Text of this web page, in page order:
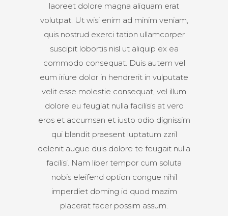
laoreet dolore magna aliquam erat
volutpat. Ut wisi enim ad minim veniam,
quis nostrud exerci tation ullamcorper
suscipit lobortis nisl ut aliquip ex ea
commodo consequat. Duis autem vel
eum iriure dolor in hendrerit in vulputate
velit esse molestie consequat, vel illum
dolore eu feugiat nulla facilisis at vero
eros et accumsan et iusto odio dignissim
qui blandit praesent luptatum zzril
delenit augue duis dolore te feugait nulla
facilisi. Nam liber tempor cum soluta
nobis eleifend option congue nihil
imperdiet doming id quod mazim
placerat facer possim assum.